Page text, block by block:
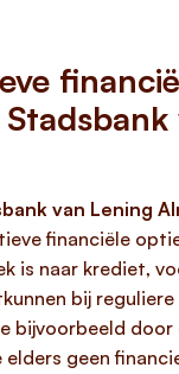
van Lening
financiële
is naar krediet,
bij reguliere
bijvoorbeeld door
geen